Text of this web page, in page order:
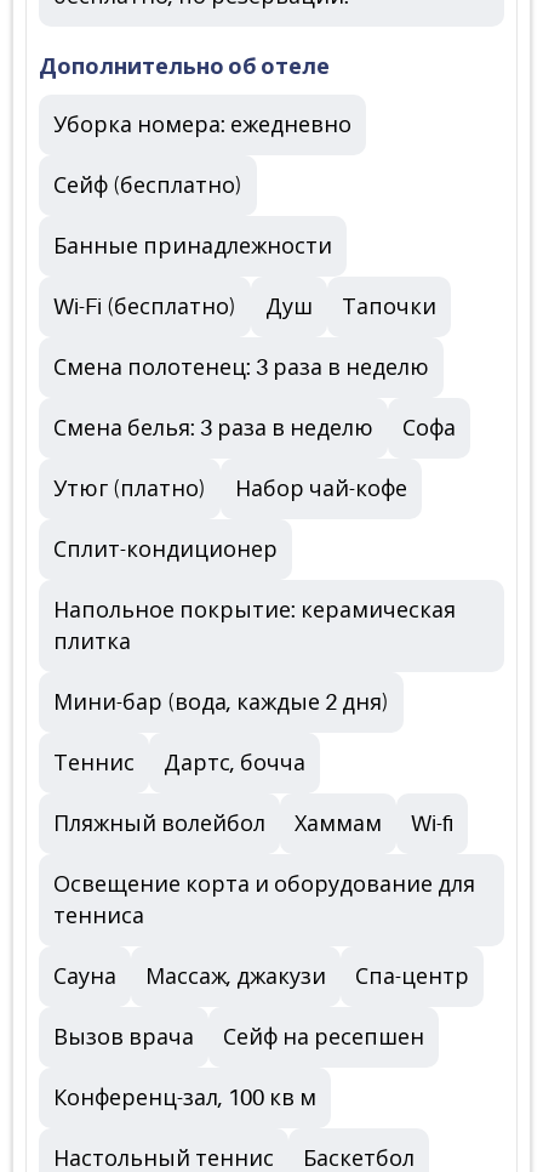
Дополнительно об отеле
Уборка номера: ежедневно
Сейф (бесплатно)
Банные принадлежности
Wi-Fi (бесплатно) Душ Тапочки
Смена полотенец: 3 раза в неделю
Смена белья: 3 раза в неделю Софа
Утюг (платно) Набор чай-кофе
Сплит-кондиционер
Напольное покрытие: керамическая
плитка
Мини-бар (вода, каждые 2 дня)
Теннис Дартс, бочча
Пляжный волейбол Хаммам Wi-fi
Освещение корта и оборудование для
тенниса
Сауна Массаж, джакузи Спа-центр
Вызов врача Сейф на ресепшен
Конференц-зал, 100 кв м
Настольный теннис Баскетбол